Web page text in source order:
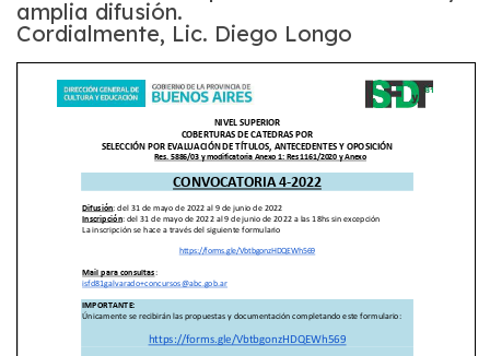
amplia difusión.
Cordialmente, Lic. Diego Longo